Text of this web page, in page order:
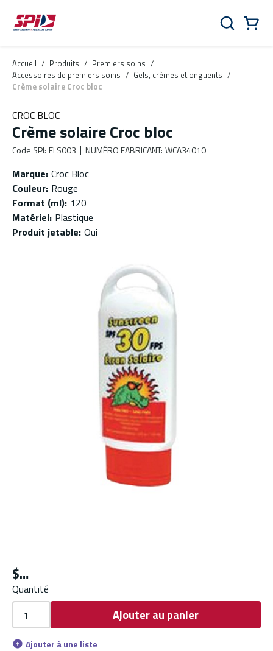
Aller au contenu principal
Skip to menu
Skip to footer
Rechercher
Accueil / Produits / Premiers soins /
Accessoires de premiers soins / Gels, crèmes et onguents /
Crème solaire Croc bloc
CROC BLOC
Crème solaire Croc bloc
Code SPI: FLS003 NUMÉRO FABRICANT: WCA34010
Marque: Croc Bloc
Couleur: Rouge
Format (ml): 120
Matériel: Plastique
Produit jetable: Oui
$
Quantité
Ajouter au panier
Ajouter à une liste